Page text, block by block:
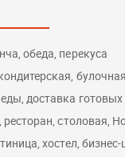
обеда, перекуса
булочная
доставка
столовая,
хостел, бизнес-